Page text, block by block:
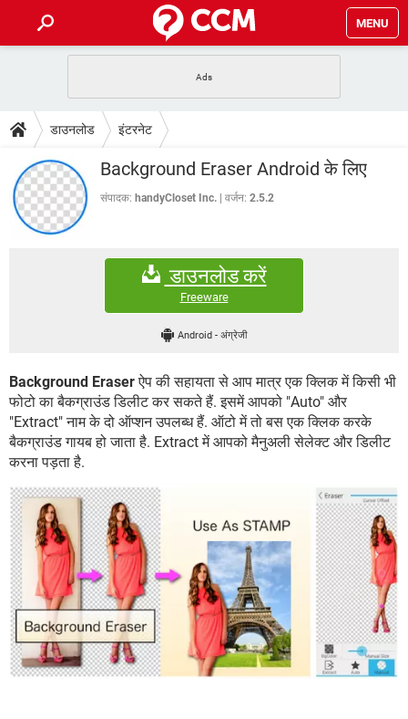
MENU
फोन पर अकाउंट बैलेंस चेक
WhatsApp Hack हो गया? Lucky Patcher यूज करें
टेक-स्पेशल
2020 के फ्री एंटीवायरस
बेस्ट फ्री ऑनलाइन गेम्स
डाउनलोड
Vidmate PUBG Mobile
WhatsRemoved+
FORUM
कंप्यूटर बस
डाउनलोड इंटरनेट
Background Eraser Android के लिए
संपादक: handyCloset Inc. वर्जन: 2.5.2
डाउनलोड करें
Freeware
Android - अंग्रेजी
Background Eraserऐप की सहायता से आप मात्र एक क्लिक में किसी भी
फोटो का बैकग्राउंड डिलीट कर सकते हैं. इसमें आपको "Auto" और
"Extract" नाम के दो ऑप्शन उपलब्ध हैं. ऑटो में तो बस एक क्लिक करके
बैकग्राउंड गायब हो जाता है. Extract में आपको मैनुअली सेलेक्ट और डिलीट
करना पड़ता है.